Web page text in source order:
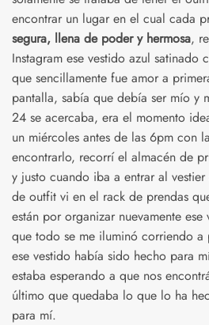
encontrar un lugar en el cual cada
segura, llena de poder y hermosa,
Instagram ese vestido azul satinado
que sencillamente fue amor a
pantalla, sabía que debía ser mío y
24 se acercaba, era el momento
un miércoles antes de las 6pm con
encontrarlo, recorrí el almacén de
y justo cuando iba a entrar al
de outfit vi en el rack de prendas
están por organizar nuevamente
que todo se me iluminó corriendo a
ese vestido había sido hecho para
estaba esperando a que nos
último que quedaba lo que lo ha
para mí.